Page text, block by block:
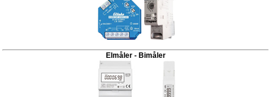
Elmåler - Bimåler